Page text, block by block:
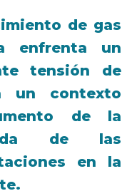
de gas
enfrenta un
tensión de
un contexto
de la
de las
en la